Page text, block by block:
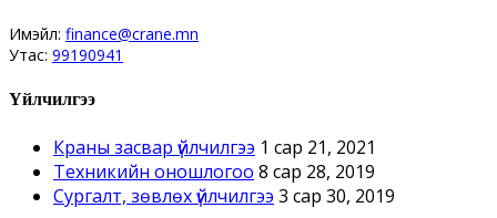
Имэйл: finance@crane.mn
Утас: 99190941
Үйлчилгээ
Краны засвар үйлчилгээ 1 сар 21, 2021
Техникийн оношлогоо 8 сар 28, 2019
Сургалт, зөвлөх үйлчилгээ 3 сар 30, 2019